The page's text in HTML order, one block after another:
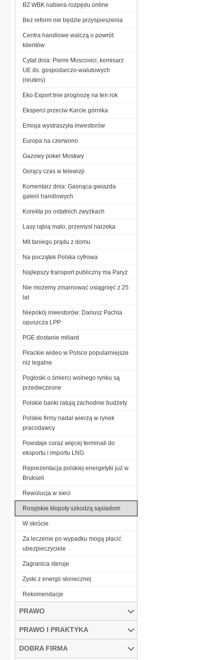
BZ WBK nabiera rozpędu online
Bez reform nie będzie przyspieszenia
Centra handlowe walczą o powrót
klientów
Cytat dnia: Pierre Moscovici, komisarz
UE ds. gospodarczo-walutowych
(reuters)
Eko Export tnie prognozę na ten rok
Eksperci przeciw Karcie górnika
Emisja wystraszyła inwestorów
Europa na czerwono
Gazowy poker Moskwy
Gorący czas w telewizji
Komentarz dnia: Gasnąca gwiazda
galerii handlowych
Korekta po ostatnich zwyżkach
Lasy rąbią mało, przemysł narzeka
Mit taniego prądu z domu
Na początek Polska cyfrowa
Najlepszy transport publiczny ma Paryż
Nie możemy zmarnować osiągnięć z 25
lat
Niepokój inwestorów: Dariusz Pachla
opuszcza LPP
PGE dostanie miliard
Pirackie wideo w Polsce popularniejsze
niż legalne
Pogłoski o śmierci wolnego rynku są
przedwczesne
Polskie banki ratują zachodnie budżety
Polskie firmy nadal wierzą w rynek
pracodawcy
Powstaje coraz więcej terminali do
eksportu i importu LNG
Reprezentacja polskiej energetyki już w
Brukseli
Rewolucja w sieci
Rosyjskie kłopoty szkodzą sąsiadom
W skrócie
Za leczenie po wypadku mogą płacić
ubezpieczyciele
Zagranica steruje
Zyski z energii słonecznej
­Rekomendacje
PRAWO
PRAWO I PRAKTYKA
DOBRA FIRMA